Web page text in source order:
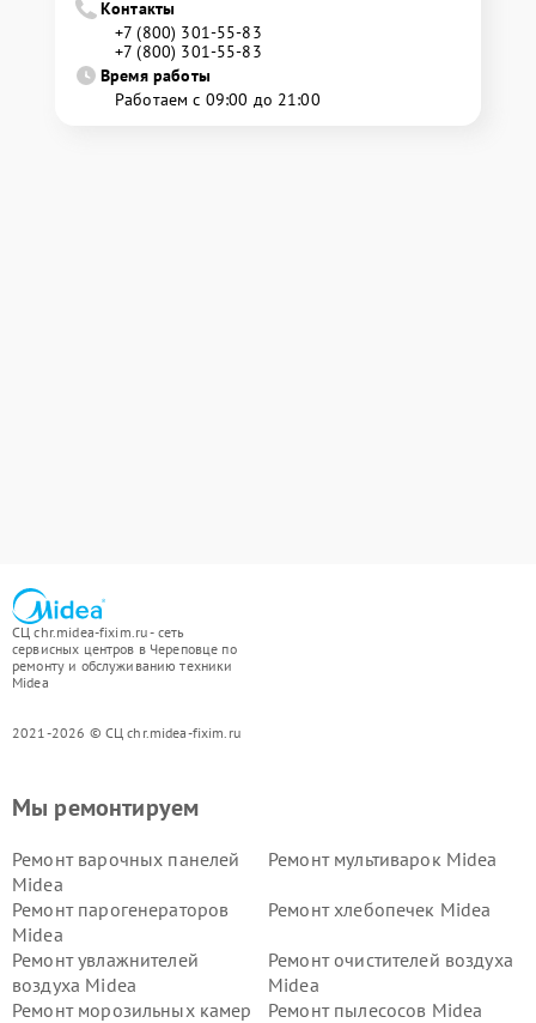
Контакты
+7 (800) 301-55-83
+7 (800) 301-55-83
Время работы
Работаем с 09:00 до 21:00
СЦ chr.midea-fixim.ru - сеть
сервисных центров в Череповце по
ремонту и обслуживанию техники
Midea
2021-2026 © СЦ chr.midea-fixim.ru
Мы ремонтируем
Ремонт варочных панелей
Midea
Ремонт мультиварок Midea
Ремонт парогенераторов
Midea
Ремонт хлебопечек Midea
Ремонт увлажнителей
воздуха Midea
Ремонт очистителей воздуха
Midea
Ремонт морозильных камер
Ремонт пылесосов Midea